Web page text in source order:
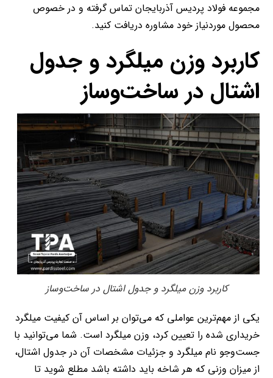
مجموعه فولاد پردیس آذربایجان تماس گرفته و در خصوص
محصول موردنیاز خود مشاوره دریافت کنید.
کاربرد وزن میلگرد و جدول
اشتال در ساخت‌و‌ساز
کاربرد وزن میلگرد و جدول اشتال در ساخت‌و‌ساز
یکی از مهم‌ترین عواملی که می‌توان بر اساس آن کیفیت میلگرد
خریداری شده را تعیین کرد، وزن میلگرد است. شما می‌توانید با
جست‌وجو نام میلگرد و جزئیات مشخصات آن در جدول اشتال،
از میزان وزنی که هر شاخه باید داشته باشد مطلع شوید تا